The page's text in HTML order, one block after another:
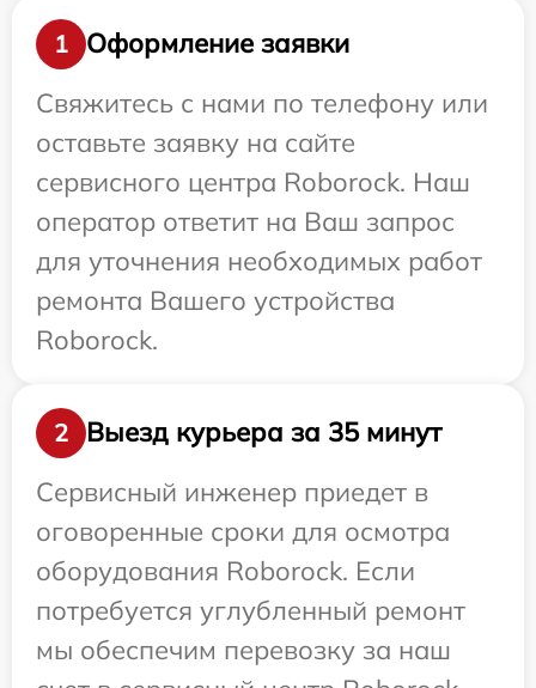
1
Оформление заявки
Свяжитесь с нами по телефону или
оставьте заявку на сайте
сервисного центра Roborock. Наш
оператор ответит на Ваш запрос
для уточнения необходимых работ
ремонта Вашего устройства
Roborock.
2
Выезд курьера за 35 минут
Сервисный инженер приедет в
оговоренные сроки для осмотра
оборудования Roborock. Если
потребуется углубленный ремонт
мы обеспечим перевозку за наш